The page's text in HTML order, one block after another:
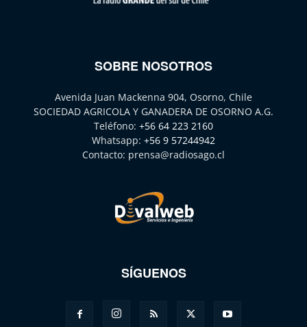
SOBRE NOSOTROS
Avenida Juan Mackenna 904, Osorno, Chile
SOCIEDAD AGRICOLA Y GANADERA DE OSORNO A.G.
Teléfono: +56 64 223 2160
Whatsapp: +56 9 57244942
Contacto: prensa@radiosago.cl
SÍGUENOS